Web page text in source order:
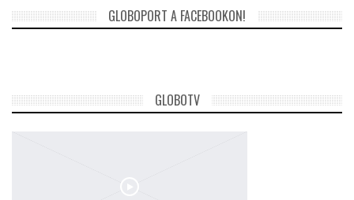
GLOBOPORT A FACEBOOKON!
GLOBOTV